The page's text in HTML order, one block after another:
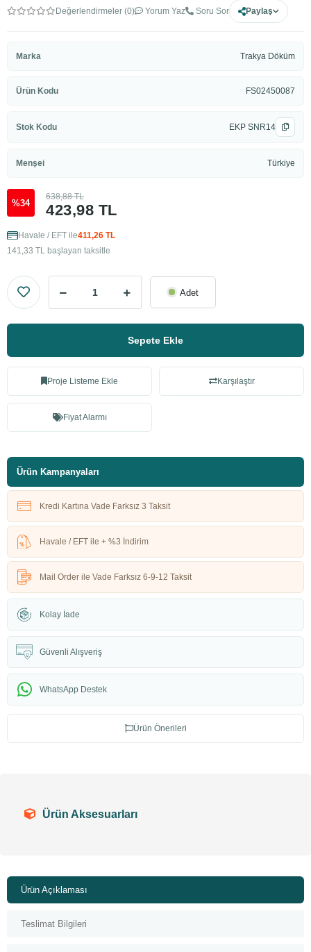
Değerlendirmeler (0) Yorum Yaz Soru Sor Paylaş
Marka Trakya Döküm
Ürün Kodu FS02450087
Stok Kodu EKP SNR14
Menşei Türkiye
%34 423,98 TL
638,88 TL
Havale / EFT ile411,26 TL
141,33 TL başlayan taksitle
Adet
Sepete Ekle
Proje Listeme Ekle Karşılaştır
Fiyat Alarmı
Ürün Kampanyaları
Kredi Kartına Vade Farksız 3 Taksit
Havale / EFT ile + %3 İndirim
Mail Order ile Vade Farksız 6-9-12 Taksit
Kolay İade
Güvenli Alışveriş
WhatsApp Destek
Ürün Önerileri
Ürün Aksesuarları
Ürün Açıklaması
Teslimat Bilgileri